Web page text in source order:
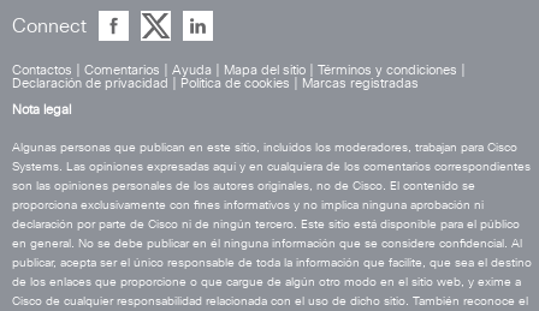
Connect
Contactos Comentarios Ayuda Mapa del sitio Términos y condiciones
Declaración de privacidad
Política de cookies
Marcas registradas
Nota legal
Algunas personas que publican en este sitio, incluidos los moderadores, trabajan para Cisco
Systems. Las opiniones expresadas aquí y en cualquiera de los comentarios correspondientes
son las opiniones personales de los autores originales, no de Cisco. El contenido se
proporciona exclusivamente con fines informativos y no implica ninguna aprobación ni
declaración por parte de Cisco ni de ningún tercero. Este sitio está disponible para el público
en general. No se debe publicar en él ninguna información que se considere confidencial. Al
publicar, acepta ser el único responsable de toda la información que facilite, que sea el destino
de los enlaces que proporcione o que cargue de algún otro modo en el sitio web, y exime a
Cisco de cualquier responsabilidad relacionada con el uso de dicho sitio. También reconoce el